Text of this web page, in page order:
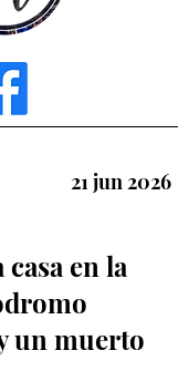
21 jun 2026
en la
un muerto